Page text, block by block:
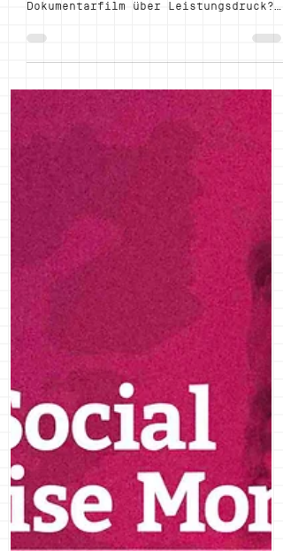
ie entwickelt sich ein Bergdorf
Dokumentarfilm über Leistungsdruck?
es, damit aus einer Idee ein
konkretes Projekt wird? Das
Ideencamp #38 hat einmal mehr
gezeigt: Gute Ideen brauchen vor
allem Menschen, die mitdenken.